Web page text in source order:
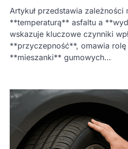
Artykuł przedstawia zależności
**temperaturą** asfaltu a
wskazuje kluczowe czynniki
**przyczepność**, omawia
**mieszanki** gumowych…